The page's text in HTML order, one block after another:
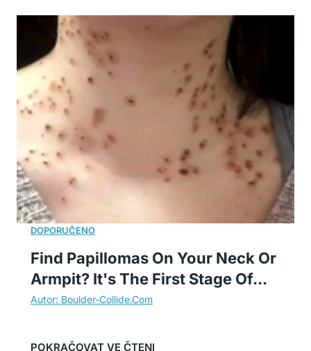
Find Papillomas On Your Neck Or
Armpit? It's The First Stage Of...